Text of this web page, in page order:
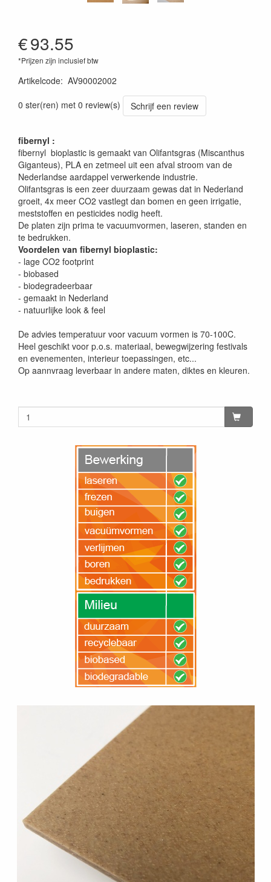
€93.55
*Prijzen zijn inclusief btw
Artikelcode: AV90002002
0 ster(ren) met 0 review(s)
Schrijf een review
fibernyl :
fibernyl bioplastic is gemaakt van Olifantsgras (Miscanthus
Giganteus), PLA en zetmeel uit een afval stroom van de
Nederlandse aardappel verwerkende industrie.
Olifantsgras is een zeer duurzaam gewas dat in Nederland
groeit, 4x meer CO2 vastlegt dan bomen en geen irrigatie,
meststoffen en pesticides nodig heeft.
De platen zijn prima te vacuumvormen, laseren, standen en
te bedrukken.
Voordelen van fibernyl bioplastic:
- lage CO2 footprint
- biobased
- biodegradeerbaar
- gemaakt in Nederland
- natuurlijke look & feel
De advies temperatuur voor vacuum vormen is 70-100C.
Heel geschikt voor p.o.s. materiaal, bewegwijzering festivals
en evenementen, interieur toepassingen, etc...
Op aannvraag leverbaar in andere maten, diktes en kleuren.